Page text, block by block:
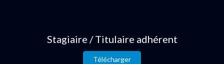
Stagiaire / Titulaire adhérent
Télécharger